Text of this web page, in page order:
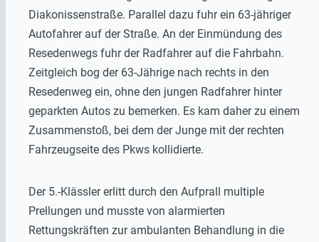
Diakonissenstraße. Parallel dazu fuhr ein 63-jähriger
Autofahrer auf der Straße. An der Einmündung des
Resedenwegs fuhr der Radfahrer auf die Fahrbahn.
Zeitgleich bog der 63-Jährige nach rechts in den
Resedenweg ein, ohne den jungen Radfahrer hinter
geparkten Autos zu bemerken. Es kam daher zu einem
Zusammenstoß, bei dem der Junge mit der rechten
Fahrzeugseite des Pkws kollidierte.
Der 5.-Klässler erlitt durch den Aufprall multiple
Prellungen und musste von alarmierten
Rettungskräften zur ambulanten Behandlung in die